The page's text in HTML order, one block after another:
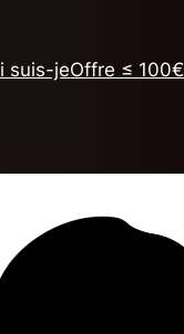
suis-jeOffre ≤ 100€